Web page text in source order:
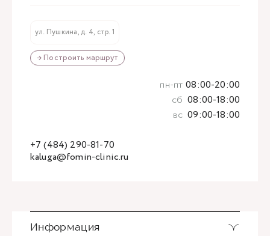
ул. Пушкина, д. 4, стр. 1
→ Построить маршрут
kaluga@fomin-clinic.ru
+7 (484) 290-81-70
пн-пт 08:00-20:00
сб 08:00-18:00
вс 09:00-18:00
Информация